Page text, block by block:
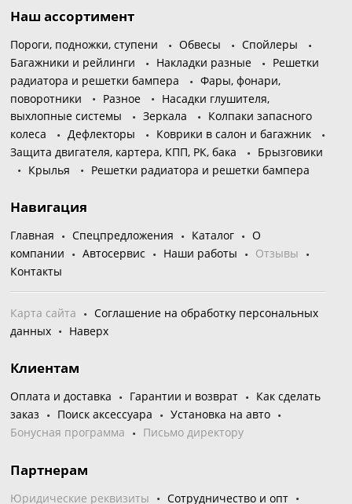
Наш ассортимент
Пороги, подножки, ступени Обвесы
Спойлеры
Багажники и рейлинги
Накладки разные
Решетки
радиатора и решетки бампера
Фары, фонари,
поворотники
Разное
Насадки глушителя,
выхлопные системы
Зеркала
Колпаки запасного
колеса
Дефлекторы
Коврики в салон и багажник
Защита двигателя, картера, КПП, РК, бака
Брызговики
Крылья
Решетки радиатора и решетки бампера
Навигация
Главная Спецпредложения Каталог
О
компании
Автосервис Наши работы
Отзывы
Контакты
Карта сайта
Соглашение на обработку персональных
данных
Наверх
Клиентам
Оплата и доставка Гарантии и возврат
Как сделать
заказ
Поиск аксессуара
Установка на авто
Бонусная программа
Письмо директору
Партнерам
Юридические реквизиты Сотрудничество и опт